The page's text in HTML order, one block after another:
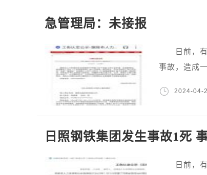
急管理局：未接报
日前，有
事故，造成
2024-04-
日照钢铁集团发生事故1死
日前，有